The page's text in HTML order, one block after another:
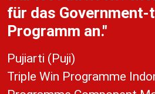
für das
Programm an."
Pujiarti (Puji)
Triple Win Programme